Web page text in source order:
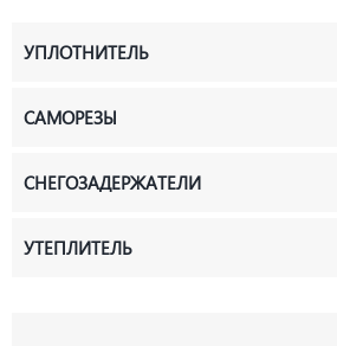
УПЛОТНИТЕЛЬ
САМОРЕЗЫ
СНЕГОЗАДЕРЖАТЕЛИ
УТЕПЛИТЕЛЬ